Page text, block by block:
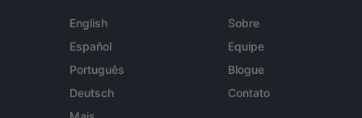
English
Español
Português
Deutsch
Sobre
Equipe
Blogue
Contato